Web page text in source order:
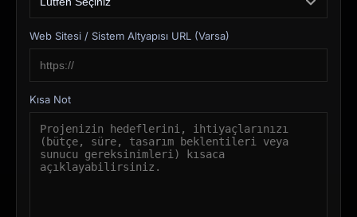
Web Sitesi / Sistem Altyapısı URL (Varsa)
Kısa Not